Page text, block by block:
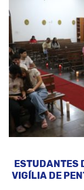
ESTUDANTES
VIGÍLIA DE